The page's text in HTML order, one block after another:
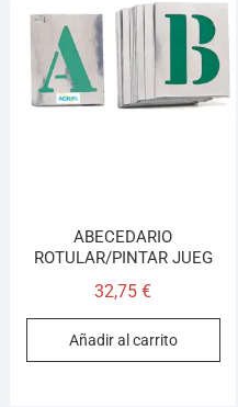
ABECEDARIO
ROTULAR/PINTAR JUEG
32,75€
Añadir al carrito